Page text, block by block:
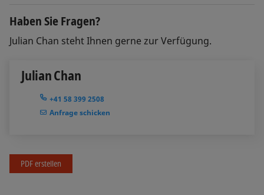
Haben Sie Fragen?
Julian Chan steht Ihnen gerne zur Verfügung.
Julian Chan
+41 58 399 2508
Anfrage schicken
PDF erstellen